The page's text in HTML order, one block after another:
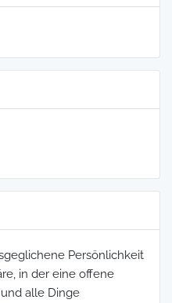
Persönlichkeit
in der eine offene
alle Dinge